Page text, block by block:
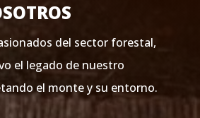
del sector forestal,
el legado de nuestro
el monte y su entorno.